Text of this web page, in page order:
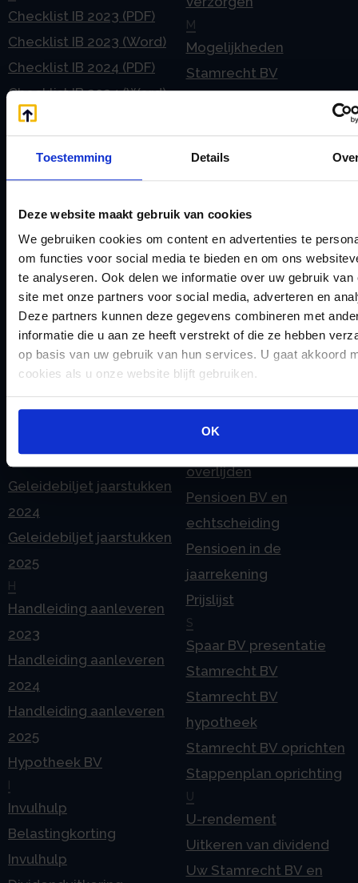
Toestemming Details
Deze website maakt gebruik van cookies
We gebruiken cookies om content en advertenties te
om functies voor social media te bieden en om ons
te analyseren. Ook delen we informatie over uw gebruik van
site met onze partners voor social media, adverteren en
Deze partners kunnen deze gegevens combineren met
informatie die u aan ze heeft verstrekt of die ze hebben
op basis van uw gebruik van hun services. U gaat akkoord
cookies als u onze website blijft gebruiken.
OK
Checklist IB 2023 (PDF)
Checklist IB 2023 (Word)
Checklist IB 2024 (PDF)
Checklist IB 2024 (Word)
Checklist IB 2025 (PDF)
eHerkenning voor uw
Stamrecht BV
Emigratie
Emigratie Pensioen BV
Fiscale waardering
Flex BV oprichten of
Geleidebiljet jaarstukken
2024
Geleidebiljet jaarstukken
2025
H
Handleiding aanleveren
2023
Handleiding aanleveren
2024
Handleiding aanleveren
2025
Hypotheek BV
Invulhulp
Belastingkorting
Invulhulp
M
Mogelijkheden
Stamrecht BV
Stamrecht BV
Oprichten BV door
StamrechtBV.com
Overdracht vanuit
banksparen
Overgang naar
Stamrecht BV
P
overlijden
Pensioen BV en
echtscheiding
Pensioen in de
jaarrekening
Prijslijst
S
Spaar BV presentatie
Stamrecht BV
Stamrecht BV
hypotheek
Stamrecht BV oprichten
Stappenplan oprichting
U
U-rendement
Uitkeren van dividend
Uw Stamrecht BV en